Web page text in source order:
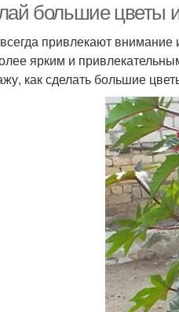
большие цветы
привлекают внимание
ярким и
как сделать большие